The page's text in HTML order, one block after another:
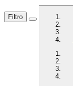
Filtro